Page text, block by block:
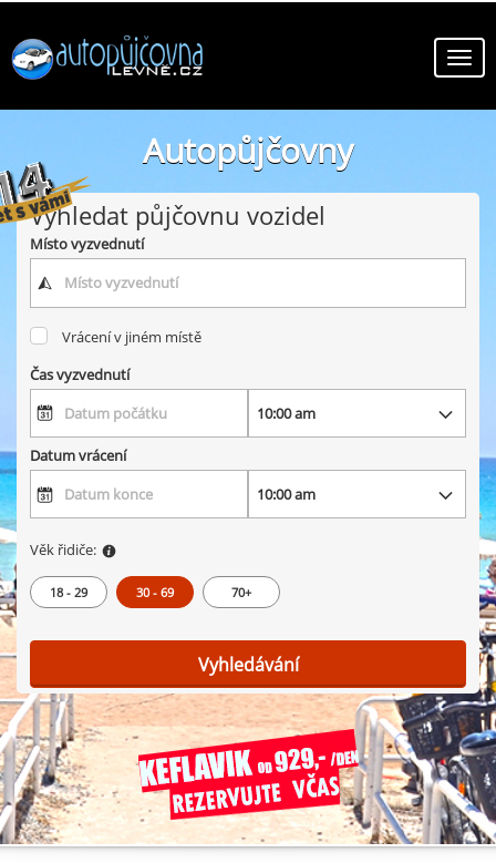
Autopůjčovny
online autopůjčovny v zemi
Vyhledat půjčovnu vozidel
Místo vyzvednutí
Vrácení v jiném místě
Čas vyzvednutí
Datum vrácení
Věk řidiče:
18 - 29 30 - 69 70+
Vyhledávání